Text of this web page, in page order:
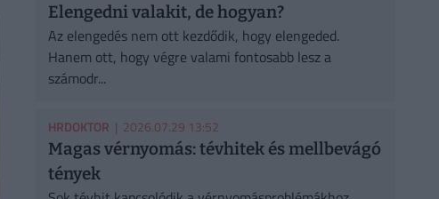
Elengedni valakit, de hogyan?
Az elengedés nem ott kezdődik, hogy elengeded.
Hanem ott, hogy végre valami fontosabb lesz a
számodr...
HRDOKTOR | 2026.07.29 13:52
Magas vérnyomás: tévhitek és mellbevágó
tények